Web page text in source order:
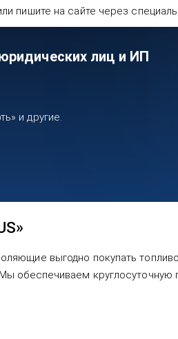
пишите на сайте через
лиц и ИП
и другие.
выгодно покупать
обеспечиваем